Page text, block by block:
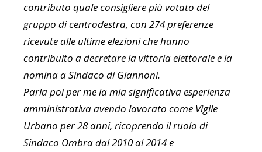
contributo quale consigliere più votato del
gruppo di centrodestra, con 274 preferenze
ricevute alle ultime elezioni che hanno
contribuito a decretare la vittoria elettorale e la
nomina a Sindaco di Giannoni.
Parla poi per me la mia significativa esperienza
amministrativa avendo lavorato come Vigile
Urbano per 28 anni, ricoprendo il ruolo di
Sindaco Ombra dal 2010 al 2014 e